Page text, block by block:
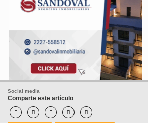
Social media
Comparte este artículo
    